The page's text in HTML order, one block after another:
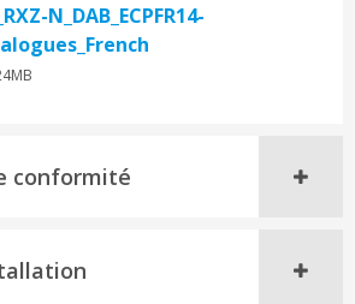
N_DAB_ECPFR14-
conformité